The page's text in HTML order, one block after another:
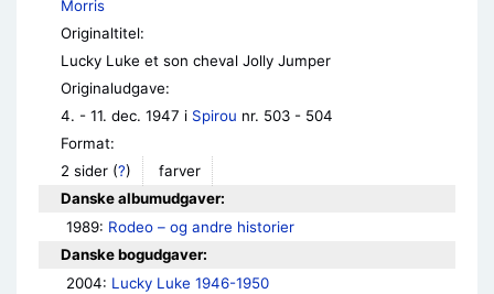
Morris
Originaltitel:
Lucky Luke et son cheval Jolly Jumper
Originaludgave:
4. - 11. dec. 1947 i Spirou nr. 503 - 504
Format:
2 sider (?)
farver
Danske albumudgaver:
1989: Rodeo – og andre historier
Danske bogudgaver:
2004: Lucky Luke 1946-1950